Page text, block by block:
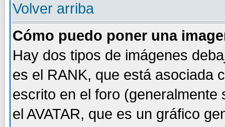
Volver arriba
Cómo puedo poner una
Hay dos tipos de imágenes
es el RANK, que está asociada
escrito en el foro
el AVATAR, que es un gráfico